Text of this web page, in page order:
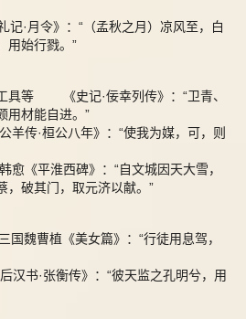
·月令》：“（孟秋之月）凉风至，白
用始行戮。”
具等 《史记·佞幸列传》：“卫青、
用材能自进。”
传·桓公八年》：“使我为媒，可，则
平淮西碑》：“自文城因天大雪，
，破其门，取元济以献。”
魏曹植《美女篇》：“行徒用息驾，
书·张衡传》：“彼天监之孔明兮，用